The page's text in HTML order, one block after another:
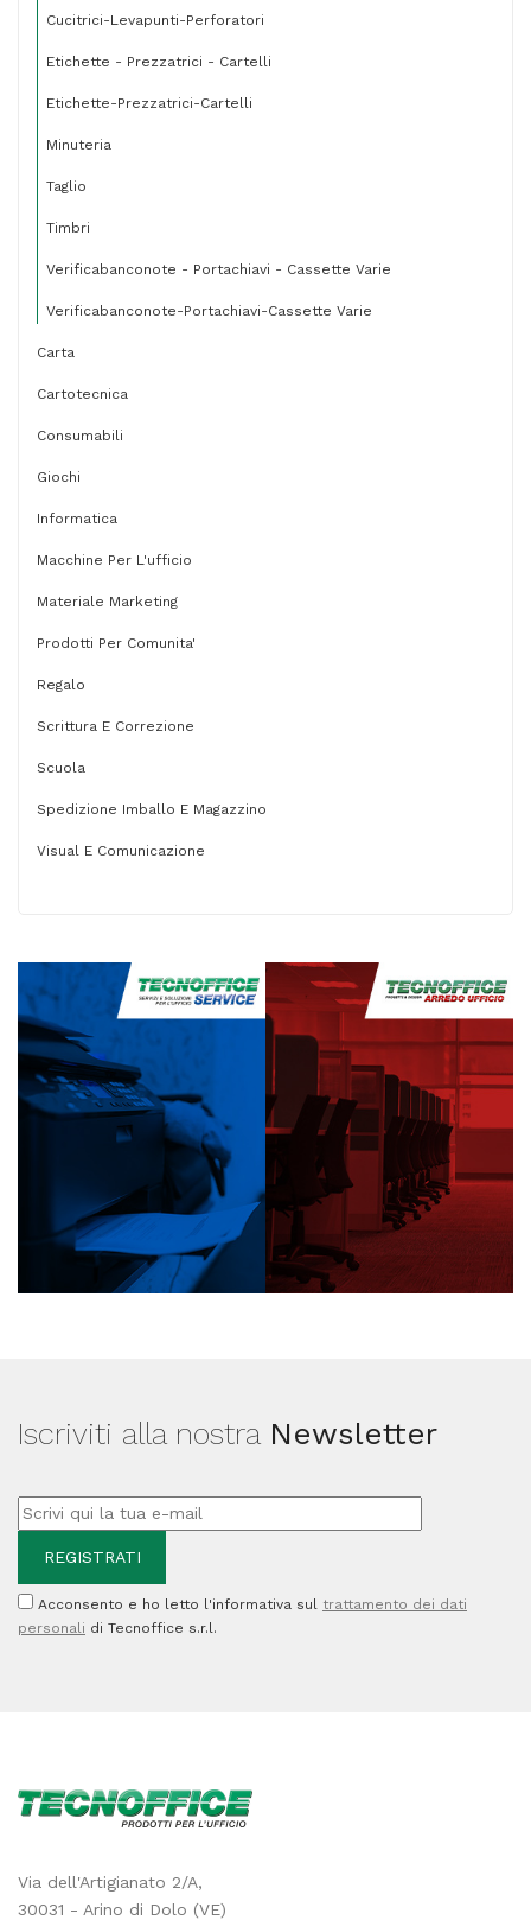
Cucitrici-Levapunti-Perforatori
Etichette - Prezzatrici - Cartelli
Etichette-Prezzatrici-Cartelli
Minuteria
Taglio
Timbri
Verificabanconote - Portachiavi - Cassette Varie
Verificabanconote-Portachiavi-Cassette Varie
Carta
Cartotecnica
Consumabili
Giochi
Informatica
Macchine Per L'ufficio
Materiale Marketing
Prodotti Per Comunita'
Regalo
Scrittura E Correzione
Scuola
Spedizione Imballo E Magazzino
Visual E Comunicazione
Iscriviti alla nostra Newsletter
Acconsento e ho letto l'informativa sul trattamento dei dati
personali di Tecnoffice s.r.l.
Via dell'Artigianato 2/A,
30031 - Arino di Dolo (VE)